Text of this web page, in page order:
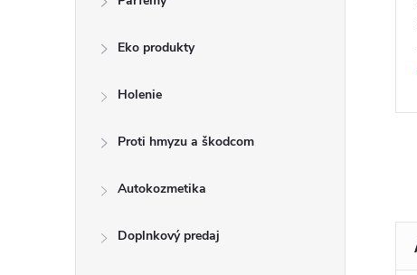
Eko produkty
Holenie
Proti hmyzu a škodcom
Autokozmetika
Doplnkový predaj
5998466115633
€0,52